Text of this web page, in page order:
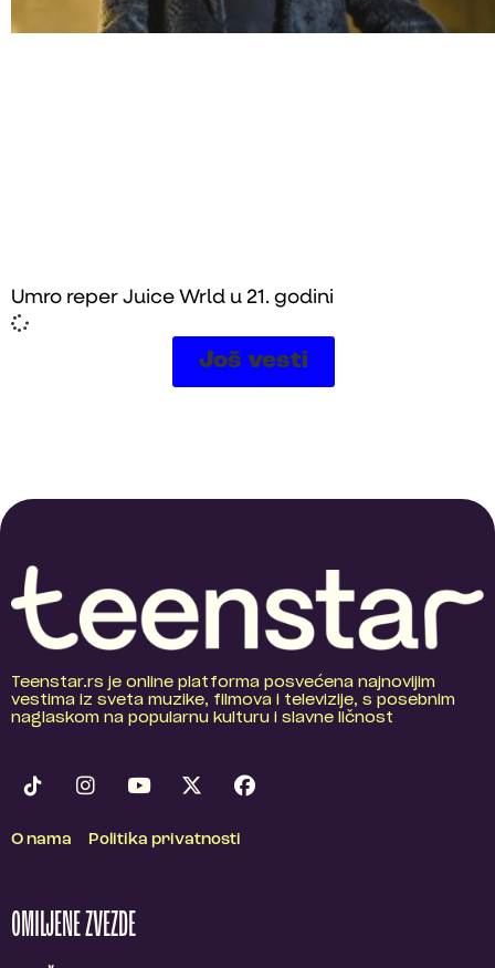
Umro reper Juice Wrld u 21. godini
Još vesti
Teenstar.rs je online platforma posvećena najnovijim
vestima iz sveta muzike, filmova i televizije, s posebnim
naglaskom na popularnu kulturu i slavne ličnost
O nama Politika privatnosti
OMILJENE ZVEZDE